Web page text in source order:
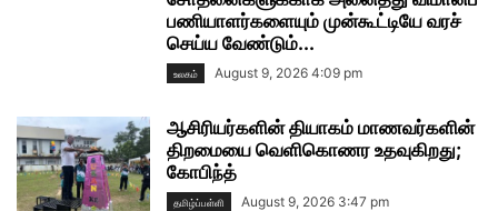
பணியாளர்களையும் முன்கூட்டியே வரச்
செய்ய வேண்டும்...
உலகம் August 9, 2026 4:09 pm
ஆசிரியர்களின் தியாகம் மாணவர்களின்
திறமையை வெளிகொணர உதவுகிறது;
கோபிந்த்
தமிழ்ப்பள்ளி August 9, 2026 3:47 pm